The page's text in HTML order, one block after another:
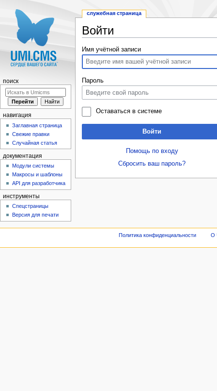
Войти
Имя учётной записи
Пароль
Оставаться в системе
Войти
Помощь по входу
Сбросить ваш пароль?
служебная страница
поиск
навигация
Заглавная страница
Свежие правки
Случайная статья
документация
Модули системы
Макросы и шаблоны
API для разработчика
инструменты
Спецстраницы
Версия для печати
Политика конфиденциальности О